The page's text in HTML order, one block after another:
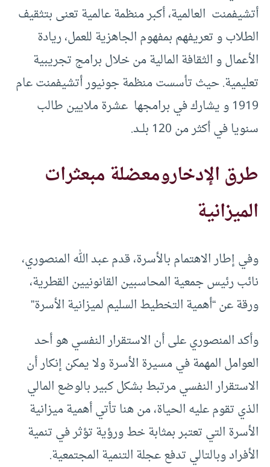
أتشيفمنت العالمية، أكبر منظمة عالمية تعنى بتثقيف
الطلاب و تعريفهم بمفهوم الجاهزية للعمل، ريادة
الأعمال و الثقافة المالية من خلال برامج تجريبية
تعليمية. حيث تأسست منظمة جونيور أتشيفمنت عام
1919 و يشارك في برامجها عشرة ملايين طالب
سنويا في أكثر من 120 بلــد.
طرق الإدخارومعضلة مبعثرات
الميزانية
وفي إطار الاهتمام بالأسرة، قدم عبد الله المنصوري،
نائب رئيس جمعية المحاسبين القانونيين القطرية،
ورقة عن “أهمية التخطيط السليم لميزانية الأسرة”
وأكد المنصوري على أن الاستقرار النفسي هو أحد
العوامل المهمة في مسيرة الأسرة ولا يمكن إنكار أن
الاستقرار النفسي مرتبط بشكل كبير بالوضع المالي
الذي تقوم عليه الحياة، من هنا تأتي أهمية ميزانية
الأسرة التي تعتبر بمثابة خط ورؤية تؤثر في تنمية
الأفراد وبالتالي تدفع عجلة التنمية المجتمعية.